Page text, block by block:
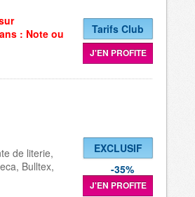
: Note ou
Tarifs Club
J'EN PROFITE
de literie,
Bulltex,
EXCLUSIF
-35%
J'EN PROFITE